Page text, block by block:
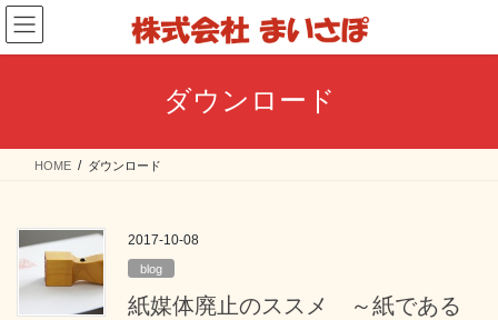
コ
ン
テ
ス
ナ
ビ
ゲ
ン
ダウンロード
HOME ダウンロード
2017-10-08
blog
紙媒体廃止のススメ ～紙である